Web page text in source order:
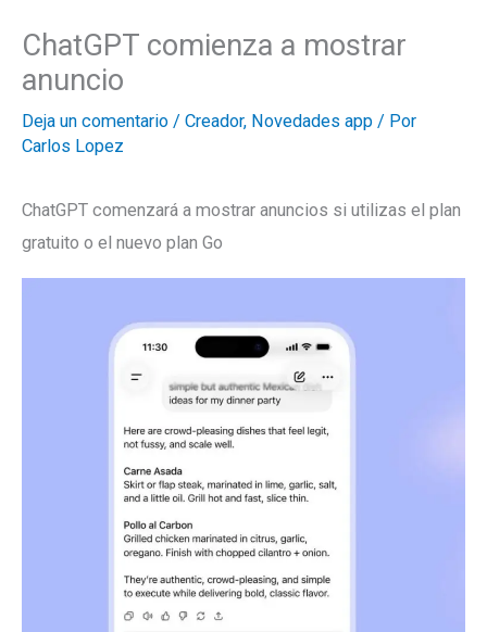
ChatGPT comienza a mostrar
anuncio
Deja un comentario / Creador, Novedades app / Por
Carlos Lopez
ChatGPT comenzará a mostrar anuncios si utilizas el plan
gratuito o el nuevo plan Go